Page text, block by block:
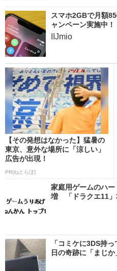
スマホ2GBで月額
ャンペーン実施中！
IIJmio
【その発想はなかった】猛暑の
東京、意外な場所に「涼しい」
広告が出現！
PR(ねとらぼ)
家庭用ゲームのハ
増 「ドラクエ11」
「コミケに3DS持
日の奇跡に「まじ